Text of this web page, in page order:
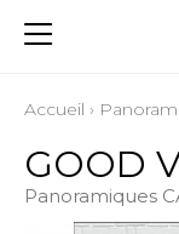
Accueil ›
GOOD
Panoramiques